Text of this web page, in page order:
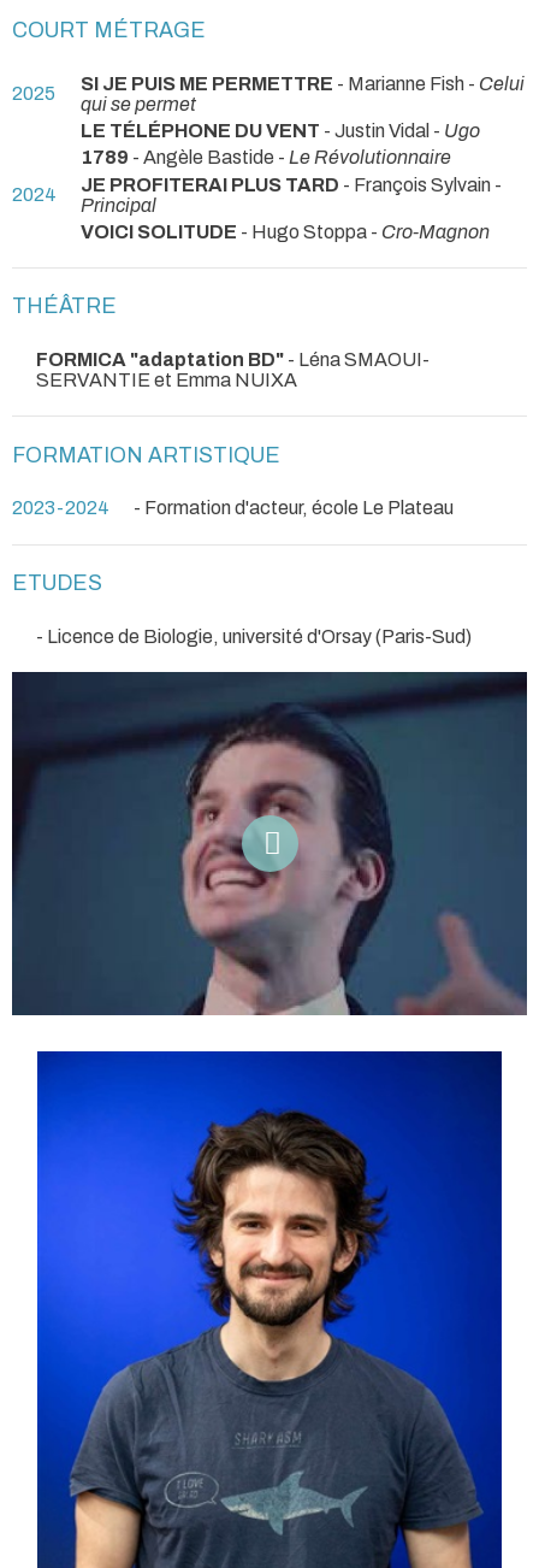
COURT MÉTRAGE
2025 SI JE PUIS ME PERMETTRE - Marianne Fish - Celui
qui se permet
LE TÉLÉPHONE DU VENT - Justin Vidal - Ugo
1789 - Angèle Bastide - Le Révolutionnaire
2024
JE PROFITERAI PLUS TARD - François Sylvain -
Principal
VOICI SOLITUDE - Hugo Stoppa - Cro-Magnon
THÉÂTRE
FORMICA "adaptation BD" - Léna SMAOUI-
SERVANTIE et Emma NUIXA
FORMATION ARTISTIQUE
2023-2024 - Formation d'acteur, école Le Plateau
ETUDES
- Licence de Biologie, université d'Orsay (Paris-Sud)